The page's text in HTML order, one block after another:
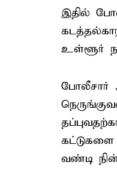
இதில்
உள்ளூர்
போலீசார்
வண்டி